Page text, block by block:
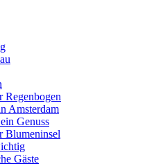
Regenbogen
Amsterdam
Genuss
Blumeninsel
Gäste